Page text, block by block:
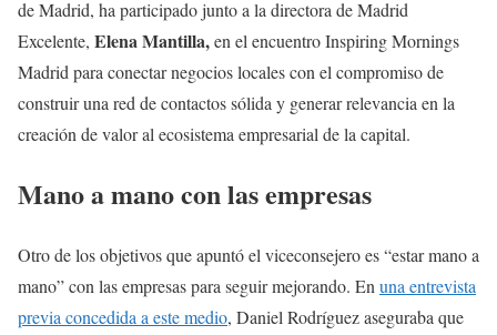
de Madrid, ha participado junto a la directora de Madrid
Excelente, Elena Mantilla,en el encuentro Inspiring Mornings
Madrid para conectar negocios locales con el compromiso de
construir una red de contactos sólida y generar relevancia en la
creación de valor al ecosistema empresarial de la capital.
Mano a mano con las empresas
Otro de los objetivos que apuntó el viceconsejero es “estar mano a
mano” con las empresas para seguir mejorando. Enuna entrevista
previa concedida a este medio, Daniel Rodríguez aseguraba que